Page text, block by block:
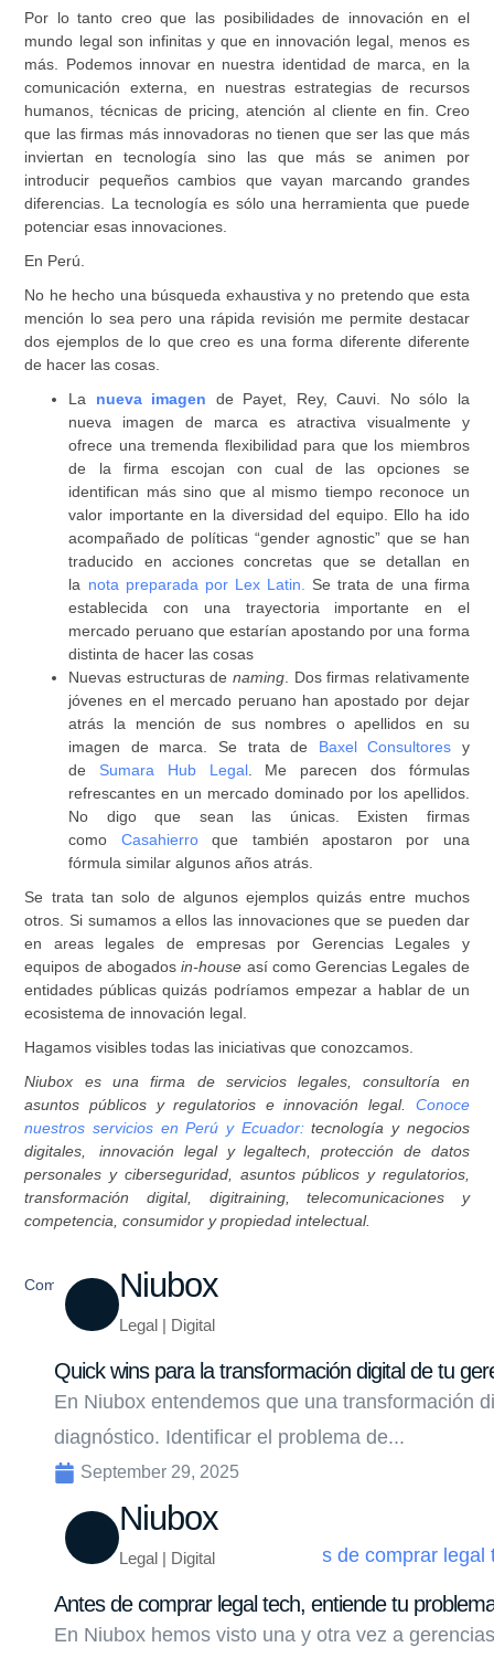
Por lo tanto creo que las posibilidades de innovación en el
mundo legal son infinitas y que en innovación legal, menos es
más. Podemos innovar en nuestra identidad de marca, en la
comunicación externa, en nuestras estrategias de recursos
humanos, técnicas de pricing, atención al cliente en fin. Creo
que las firmas más innovadoras no tienen que ser las que más
inviertan en tecnología sino las que más se animen por
introducir pequeños cambios que vayan marcando grandes
diferencias. La tecnología es sólo una herramienta que puede
potenciar esas innovaciones.
En Perú.
No he hecho una búsqueda exhaustiva y no pretendo que esta
mención lo sea pero una rápida revisión me permite destacar
dos ejemplos de lo que creo es una forma diferente diferente
de hacer las cosas.
La nueva imagen de Payet, Rey, Cauvi. No sólo la
nueva imagen de marca es atractiva visualmente y
ofrece una tremenda flexibilidad para que los miembros
de la firma escojan con cual de las opciones se
identifican más sino que al mismo tiempo reconoce un
valor importante en la diversidad del equipo. Ello ha ido
acompañado de políticas “gender agnostic” que se han
traducido en acciones concretas que se detallan en
la nota preparada por Lex Latin.
Se trata de una firma
establecida con una trayectoria importante en el
mercado peruano que estarían apostando por una forma
distinta de hacer las cosas
Nuevas estructuras de naming
Dos firmas relativamente
jóvenes en el mercado peruano han apostado por dejar
atrás la mención de sus nombres o apellidos en su
imagen de marca. Se trata de Baxel Consultores y
de Sumara Hub Legal. Me parecen dos fórmulas
refrescantes en un mercado dominado por los apellidos.
No digo que sean las únicas. Existen firmas
como Casahierroque también apostaron por una
fórmula similar algunos años atrás.
Se trata tan solo de algunos ejemplos quizás entre muchos
otros. Si sumamos a ellos las innovaciones que se pueden dar
en areas legales de empresas por Gerencias Legales y
equipos de abogadosin-house así como Gerencias Legales de
entidades públicas quizás podríamos empezar a hablar de un
ecosistema de innovación legal.
Hagamos visibles todas las iniciativas que conozcamos.
Niubox es una firma de servicios legales, consultoría en
asuntos públicos y regulatorios e innovación legal. Conoce
nuestros servicios en Perú y Ecuador:tecnología y negocios
digitales, innovación legal y legaltech, protección de datos
personales y ciberseguridad, asuntos públicos y regulatorios,
transformación digital, digitraining, telecomunicaciones y
competencia, consumidor y propiedad intelectual.
Compartir Niubox
Legal | Digital
Quick wins para la transformación digital de tu
En Niubox entendemos que una transformación
diagnóstico. Identificar el problema de...
September 29, 2025
Niubox
Legal | Digital
Antes de comprar legal tech, entiende tu
En Niubox hemos visto una y otra vez a